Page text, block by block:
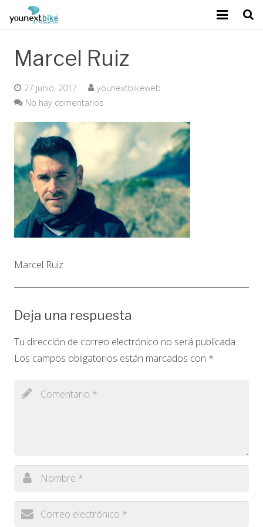
Mejora del rendimiento
Tecnología exclusiva
Calidad Podoactiva
Contacto
Blog
Marcel Ruiz
27 junio, 2017
younextbikeweb
No hay comentarios
Marcel Ruiz
Deja una respuesta
Tu dirección de correo electrónico no será publicada.
Los campos obligatorios están marcados con *